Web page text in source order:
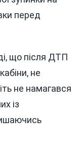
перед
що після ДТП
не
не намагався
із